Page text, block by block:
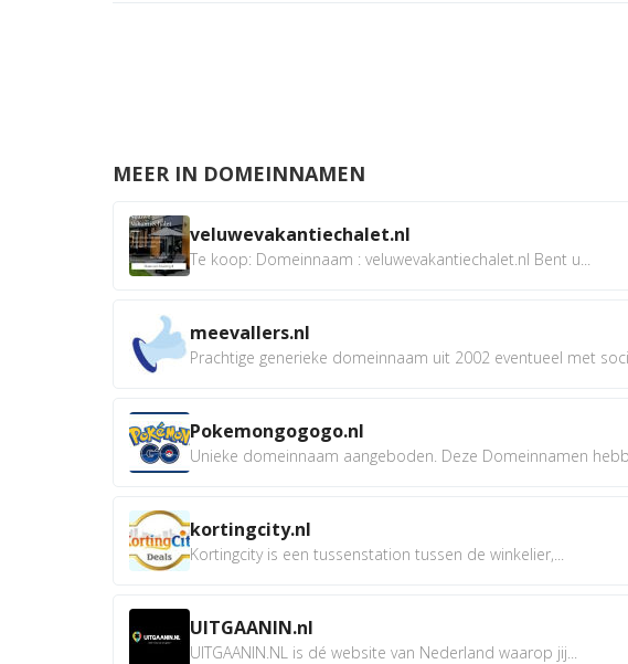
MEER IN DOMEINNAMEN
veluwevakantiechalet.nl
Te koop: Domeinnaam : veluwevakantiechalet.nl Bent u...
meevallers.nl
Prachtige generieke domeinnaam uit 2002 eventueel met
Pokemongogogo.nl
Unieke domeinnaam aangeboden. Deze Domeinnamen
kortingcity.nl
Kortingcity is een tussenstation tussen de winkelier,...
UITGAANIN.nl
UITGAANIN.NL is dé website van Nederland waarop jij...